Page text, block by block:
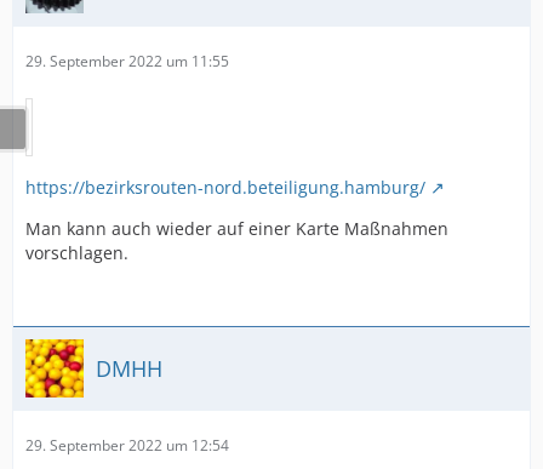
29. September 2022 um 11:55
https://bezirksrouten-nord.beteiligung.hamburg/
Man kann auch wieder auf einer Karte Maßnahmen
vorschlagen.
DMHH
29. September 2022 um 12:54